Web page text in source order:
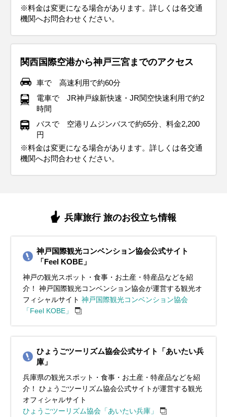
※料金は変更になる場合があります。詳しくは各交通
機関へお問合わせください。
関西国際空港から神戸三宮までのアクセス
車で 高速利用で約60分
電車で JR神戸線新快速・JR関空快速利用で約2
時間
バスで 空港リムジンバスで約65分、料金2,200
円
※料金は変更になる場合があります。詳しくは各交通
機関へお問合わせください。
兵庫旅行 旅のお役立ち情報
神戸国際観光コンベンション協会公式サイト
「Feel KOBE」
神戸の観光スポット・食事・お土産・特産品などを紹
介！ 神戸国際観光コンベンション協会が運営する観光オ
フィシャルサイト 神戸国際観光コンベンション協会
「Feel KOBE」
ひょうごツーリズム協会公式サイト「あいたい兵
庫」
兵庫県の観光スポット・食事・お土産・特産品などを紹
介！ ひょうごツーリズム協会公式サイトが運営する観光
オフィシャルサイト
ひょうごツーリズム協会「あいたい兵庫」